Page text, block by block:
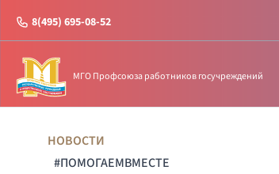
8(495) 695-08-52
МГО Профсоюза работников госучреждений
НОВОСТИ
#ПОМОГАЕМВМЕСТЕ